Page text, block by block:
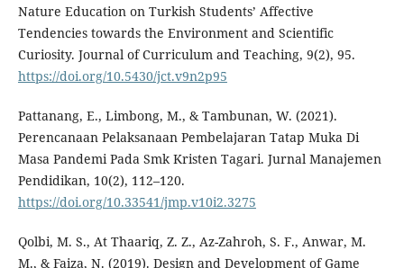
Nature Education on Turkish Students’ Affective
Tendencies towards the Environment and Scientific
Curiosity. Journal of Curriculum and Teaching, 9(2), 95.
https://doi.org/10.5430/jct.v9n2p95
Pattanang, E., Limbong, M., & Tambunan, W. (2021).
Perencanaan Pelaksanaan Pembelajaran Tatap Muka Di
Masa Pandemi Pada Smk Kristen Tagari. Jurnal Manajemen
Pendidikan, 10(2), 112–120.
https://doi.org/10.33541/jmp.v10i2.3275
Qolbi, M. S., At Thaariq, Z. Z., Az-Zahroh, S. F., Anwar, M.
M., & Faiza, N. (2019). Design and Development of Game